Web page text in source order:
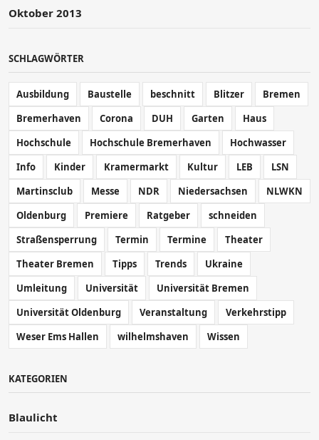
Oktober 2013
SCHLAGWÖRTER
Ausbildung Baustelle beschnitt Blitzer
Bremen
Bremerhaven
Corona DUH Garten
Haus
Hochschule
Hochschule Bremerhaven
Hochwasser
Info
Kinder Kramermarkt Kultur LEB
LSN
Martinsclub
Messe NDR Niedersachsen
NLWKN
Oldenburg
Premiere Ratgeber
schneiden
Straßensperrung
Termin Termine
Theater
Theater Bremen
Tipps Trends
Ukraine
Umleitung
Universität
Universität Bremen
Universität Oldenburg
Veranstaltung
Verkehrstipp
Weser Ems Hallen
wilhelmshaven Wissen
KATEGORIEN
Blaulicht